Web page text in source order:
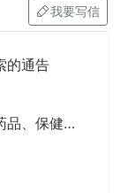
我要写信
的通告
华容县市场监督管理局关于征集老年人药品、保健品虚假宣传等违法行为线索的公告